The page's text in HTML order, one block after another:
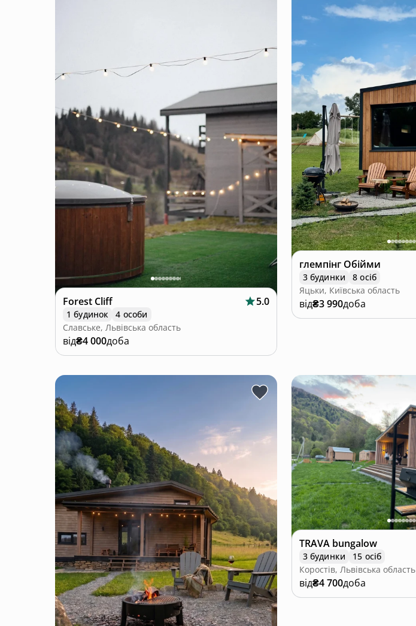
Forest Cliff 5.0
1 будинок
4 особи
Славське, Львівська область
від₴4 000доба
глемпінг Обійми
3 будинки
8 осіб
Яцьки, Київська область
від₴3 990доба
TRAVA bungalow
3 будинки
15 осіб
Коростів, Львівська область
від₴4 700доба